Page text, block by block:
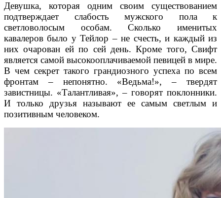
Девушка, которая одним своим существованием
подтверждает слабость мужского пола к
светловолосым особам. Сколько именитых
кавалеров было у Тейлор – не счесть, и каждый из
них очарован ей по сей день. Кроме того, Свифт
является самой высокооплачиваемой певицей в мире.
В чем секрет такого грандиозного успеха по всем
фронтам – непонятно. «Ведьма!», – твердят
завистницы. «Талантливая», – говорят поклонники.
И только друзья называют ее самым светлым и
позитивным человеком.